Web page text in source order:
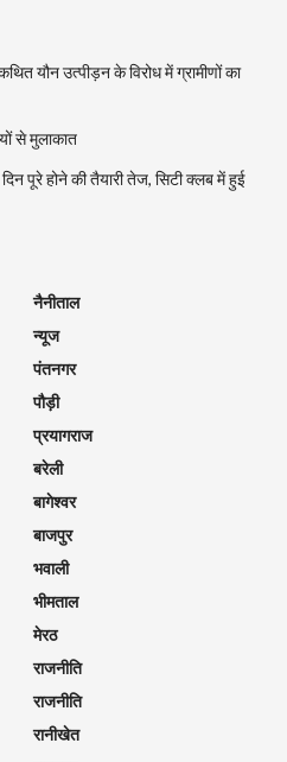
यौन उत्पीड़न के विरोध में ग्रामीणों का
से मुलाकात
पूरे होने की तैयारी तेज, सिटी क्लब में हुई
नैनीताल
न्यूज
पंतनगर
पौड़ी
प्रयागराज
बरेली
बागेश्वर
बाजपुर
भवाली
भीमताल
मेरठ
राजनीति
राजनीति
रानीखेत